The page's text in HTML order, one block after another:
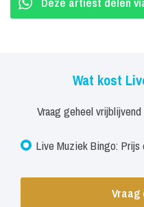
Wat kost
Vraag geheel
Live Muziek Bingo: Prijs
Vraag